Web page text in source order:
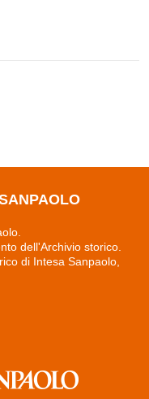
dell'Archivio storico.
di Intesa Sanpaolo,